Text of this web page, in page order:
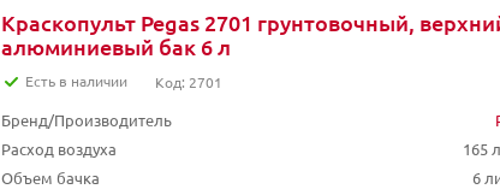
Краскопульт Pegas 2701 грунтовочный,
алюминиевый бак 6 л
Есть в наличии Код: 2701
Бренд/Производитель
Расход воздуха
165
Объем бачка
6